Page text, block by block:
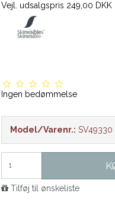
Vejl. udsalgspris 249,00 DKK
Ingen bedømmelse
Model/Varenr.: SV49330
Tilføj til ønskeliste